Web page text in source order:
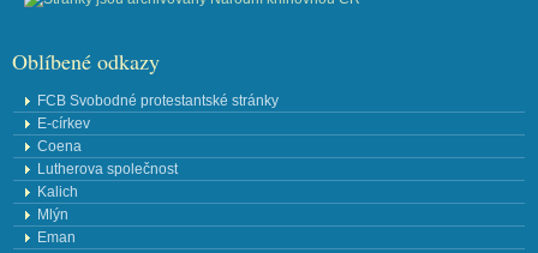
Oblíbené odkazy
FCB Svobodné protestantské stránky
E-církev
Coena
Lutherova společnost
Kalich
Mlýn
Eman